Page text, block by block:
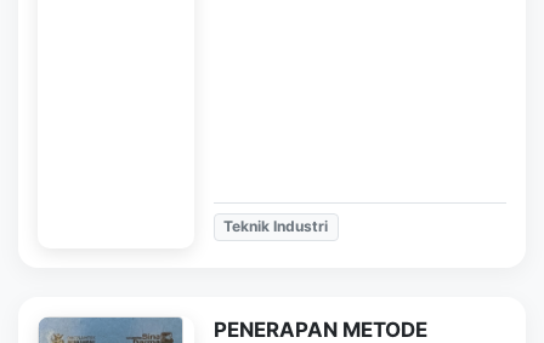
Teknik Industri
PENERAPAN METODE